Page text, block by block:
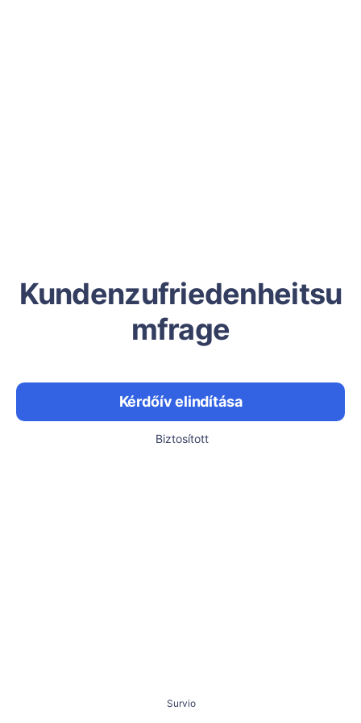
Kundenzufriedenheitsu
mfrage
Kérdőív elindítása
Biztosított
Survio